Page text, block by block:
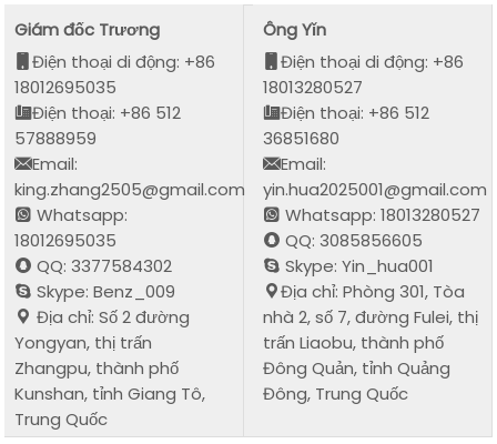
Giám đốc Trương
Điện thoại di động: +86
18012695035
Điện thoại: +86 512
57888959
Email:
king.zhang2505@gmail.com
Whatsapp:
18012695035
QQ: 3377584302
Skype: Benz_009
Địa chỉ: Số 2 đường
Yongyan, thị trấn
Zhangpu, thành phố
Kunshan, tỉnh Giang Tô,
Trung Quốc
Ông Yǐn
Điện thoại di động: +86
18013280527
Điện thoại: +86 512
36851680
Email:
yin.hua2025001@gmail.com
Whatsapp: 18013280527
QQ: 3085856605
Skype: Yin_hua001
Địa chỉ: Phòng 301, Tòa
nhà 2, số 7, đường Fulei, thị
trấn Liaobu, thành phố
Đông Quản, tỉnh Quảng
Đông, Trung Quốc